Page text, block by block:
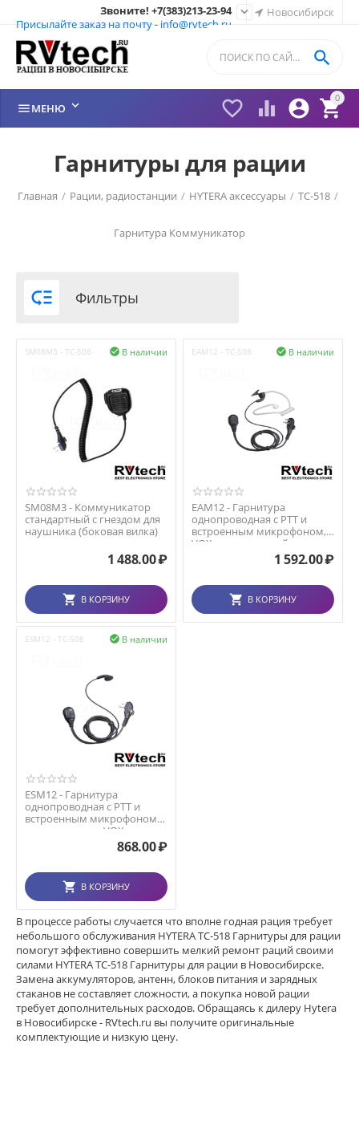
Новосибирск
Звоните! +7(383)213-23-94
Присылайте заказ на почту - info@rvtech.ru

0


 

МЕНЮ 
Гарнитуры для рации
Главная / Рации, радиостанции / HYTERA аксессуары / TC-518 /
Гарнитура Коммуникатор
 Фильтры
SM08M3 - TC-508 В наличии

SM08M3 - Коммуникатор
стандартный с гнездом для
наушника (боковая вилка)
1 488.00₽
В КОРЗИНУ
EAM12 - TC-508 В наличии

EAM12 - Гарнитура
однопроводная с РТТ и
встроенным микрофоном, с
VOX , с прозрачной аку...
1 592.00₽
В КОРЗИНУ
ESM12 - TC-508 В наличии

ESM12 - Гарнитура
однопроводная с PTT и
встроенным микрофоном
на прищепке, с VOX
868.00₽
В КОРЗИНУ
В процессе работы случается что вполне годная рация требует
небольшого обслуживания HYTERA TC-518 Гарнитуры для рации
помогут эффективно совершить мелкий ремонт раций своими
силами HYTERA TC-518 Гарнитуры для рации в Новосибирске.
Замена аккумуляторов, антенн, блоков питания и зарядных
стаканов не составляет сложности, а покупка новой рации
требует дополнительных расходов. Обращаясь к дилеру Hytera
в Новосибирске - RVtech.ru вы получите оригинальные
комплектующие и низкую цену.